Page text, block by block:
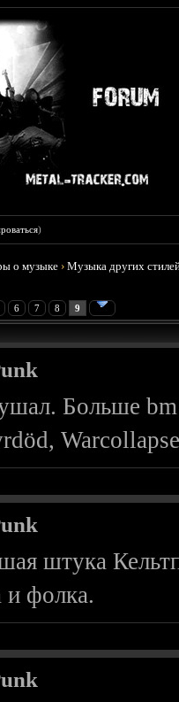
)
о музыке ›Музыка других
6 7 8 9
Больше bm
штука
и фолка.